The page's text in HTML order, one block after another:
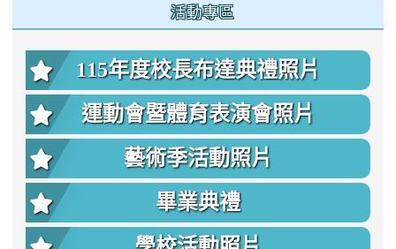
活動專區
115年度校長布達典禮照片
運動會暨體育表演會照片
藝術季活動照片
畢業典禮